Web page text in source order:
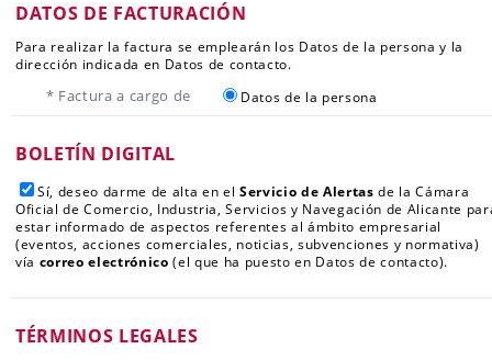
DATOS DE FACTURACIÓN
Para realizar la factura se emplearán los Datos de la persona y la
dirección indicada en Datos de contacto.
* Factura a cargo de Datos de la persona
BOLETÍN DIGITAL
Sí, deseo darme de alta en el Servicio de Alertas de la Cámara
Oficial de Comercio, Industria, Servicios y Navegación de Alicante
estar informado de aspectos referentes al ámbito empresarial
(eventos, acciones comerciales, noticias, subvenciones y normativa)
vía correo electrónico (el que ha puesto en Datos de contacto).
TÉRMINOS LEGALES